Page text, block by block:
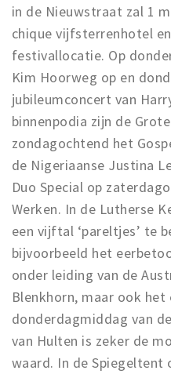
Slapen
Recreatief
Winkels
Winkelgebieden
Deals
Parkeren
Inloggen
in de Nieuwstraat zal 1
chique vijfsterrenhotel
festivallocatie. Op
Kim Hoorweg op en
jubileumconcert van
binnenpodia zijn de
zondagochtend het
de Nigeriaanse Justina
Duo Special op
Werken. In de Lutherse
een vijftal ‘pareltjes’ te
bijvoorbeeld het
onder leiding van de
Blenkhorn, maar ook het
donderdagmiddag van
van Hulten is zeker de
waard. In de Spiegeltent